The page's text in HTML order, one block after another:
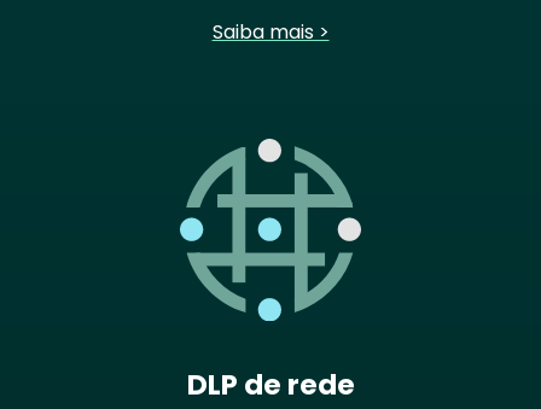
Saiba mais >
DLP de rede